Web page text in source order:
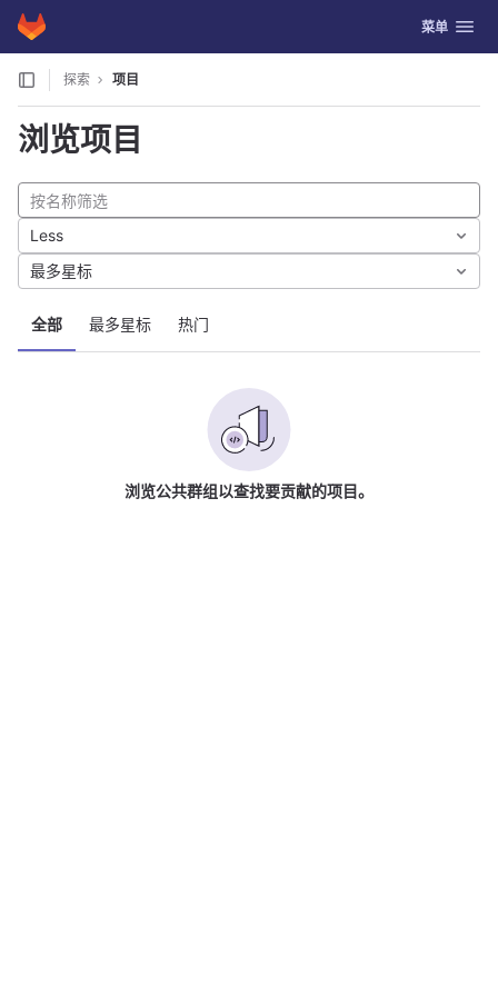
Skip to content
GitLab 切换导航
菜单
探索 项目
浏览项目
全部 最多星标 热门
Less
最多星标
浏览公共群组以查找要贡献的项目。